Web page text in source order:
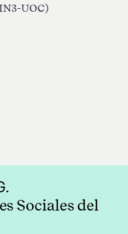
UOC)
Sociales del